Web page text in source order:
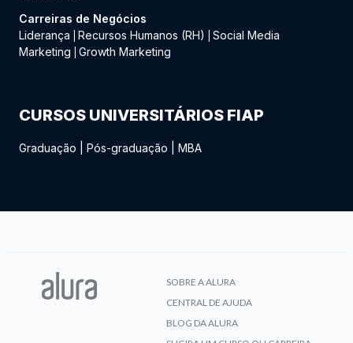
Carreiras de Negócios
Liderança
Recursos Humanos (RH)
Social Media
Marketing
Growth Marketing
CURSOS UNIVERSITÁRIOS FIAP
Graduação Pós-graduação MBA
SOBRE A ALURA
CENTRAL DE AJUDA
BLOG DA ALURA